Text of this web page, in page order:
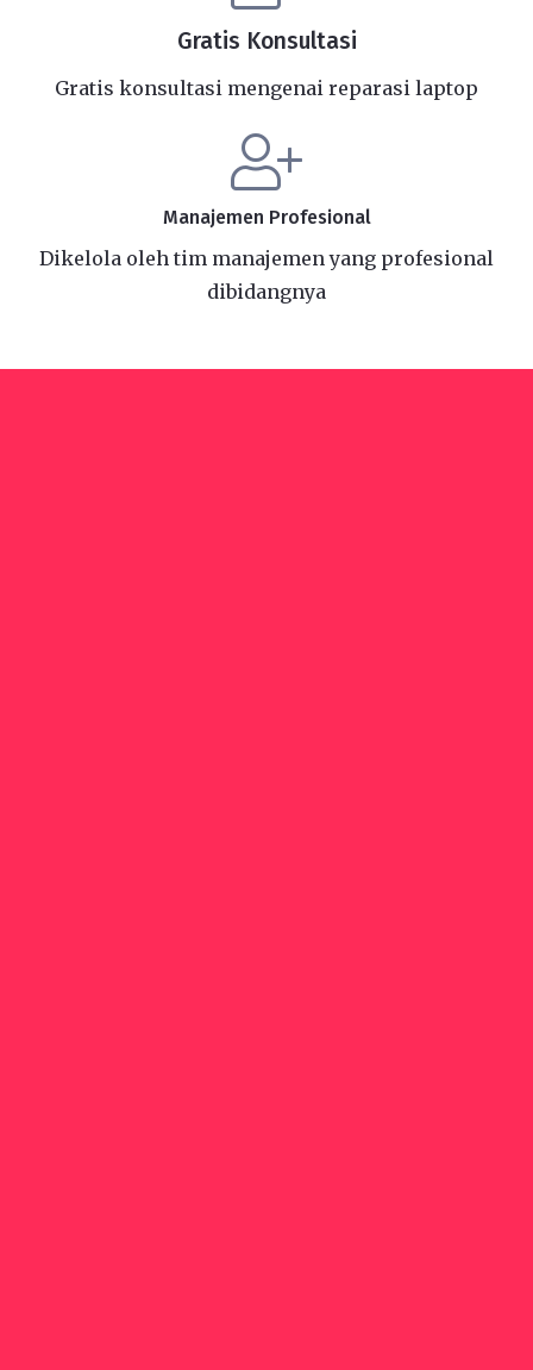
Gratis Konsultasi
Gratis konsultasi mengenai reparasi laptop
Manajemen Profesional
Dikelola oleh tim manajemen yang profesional
dibidangnya